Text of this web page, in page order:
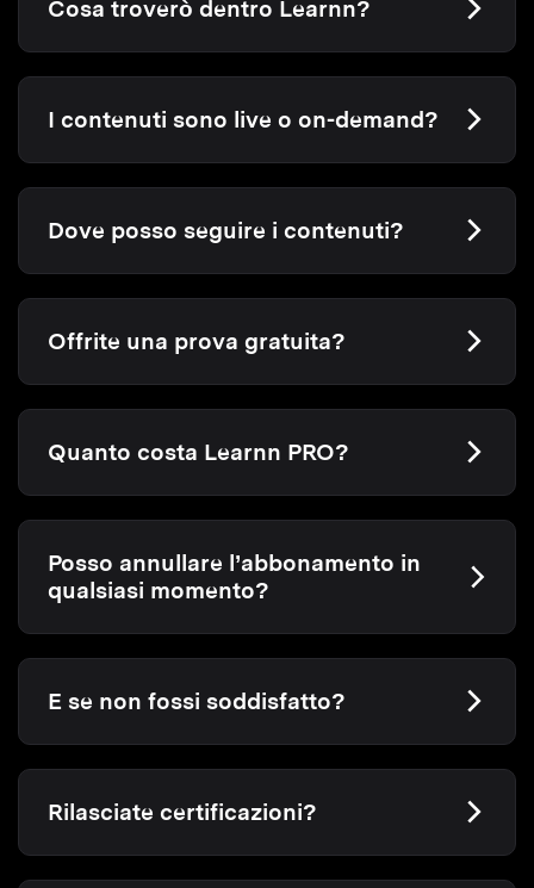
Cosa troverò dentro Learnn?
I contenuti sono live o on-demand?
Dove posso seguire i contenuti?
Offrite una prova gratuita?
Quanto costa Learnn PRO?
Posso annullare l’abbonamento in
qualsiasi momento?
E se non fossi soddisfatto?
Rilasciate certificazioni?